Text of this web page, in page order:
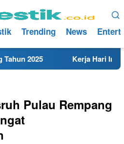
Trending News
Kerja Hari Ini Teknisi/
Pulau Rempang